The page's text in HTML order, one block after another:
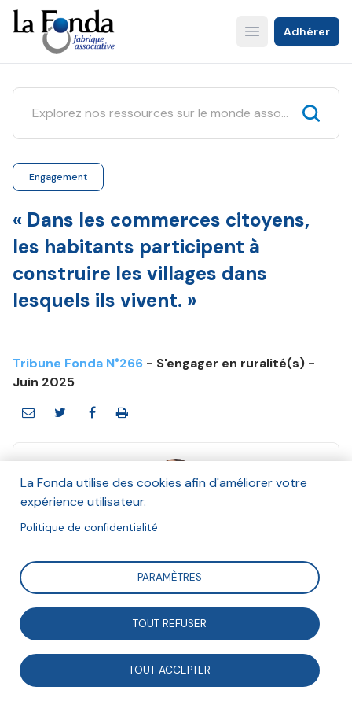
Aller
au
contenu
principal
Open main menu
Adhérer
Engagement
« Dans les commerces citoyens,
les habitants participent à
construire les villages dans
lesquels ils vivent. »
Tribune Fonda N°266 - S'engager en ruralité(s) -
Juin 2025
Et Claire Delfosse
Suivre
Les géographes Claire Delfosse et Anne Lascaux
mènent le projet « Transitions alimentaires et
La Fonda utilise des cookies afin d'améliorer votre
expérience utilisateur.
Politique de confidentialité
PARAMÈTRES
TOUT REFUSER
TOUT ACCEPTER